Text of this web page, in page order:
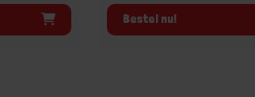
Bestel nu!